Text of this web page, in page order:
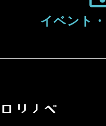
イベント・